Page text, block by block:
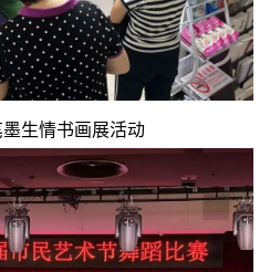
生情书画展活动